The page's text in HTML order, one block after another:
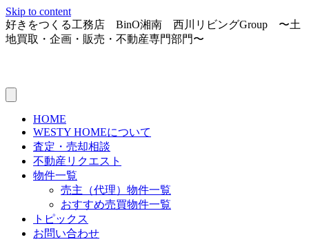
Skip to content
好きをつくる工務店 BinO湘南 西川リビングGroup 〜土
地買取・企画・販売・不動産専門部門〜
HOME
WESTY HOMEについて
査定・売却相談
不動産リクエスト
物件一覧
売主（代理）物件一覧
おすすめ売買物件一覧
トピックス
お問い合わせ